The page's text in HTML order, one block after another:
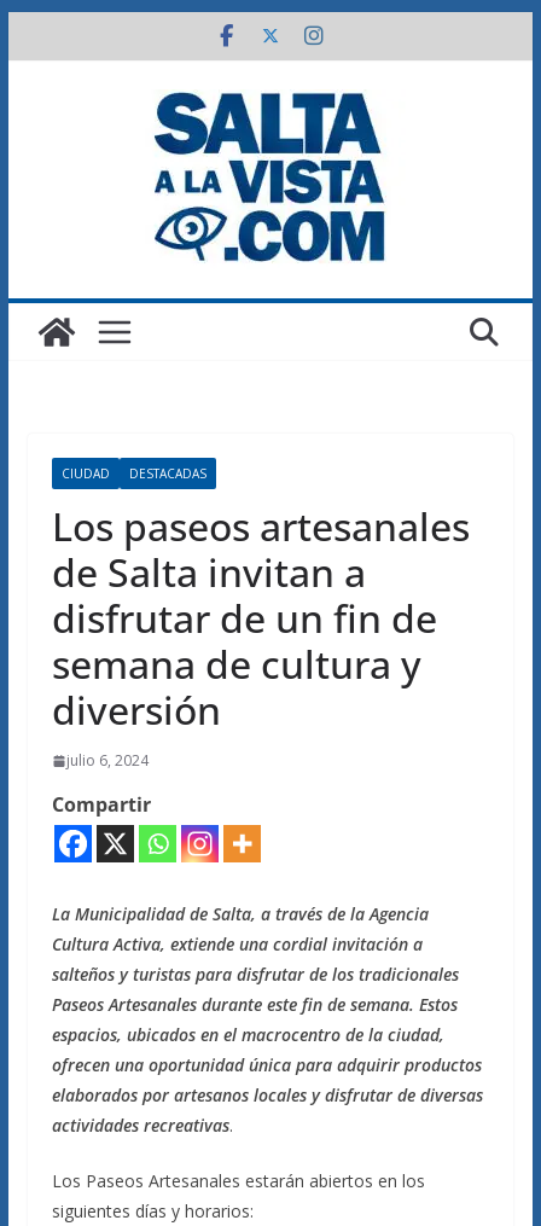
al
CIUDAD DESTACADAS
Los paseos artesanales
de Salta invitan a
disfrutar de un fin de
semana de cultura y
diversión
julio 6, 2024
Compartir
La Municipalidad de Salta, a través de la Agencia
Cultura Activa, extiende una cordial invitación a
salteños y turistas para disfrutar de los tradicionales
Paseos Artesanales durante este fin de semana. Estos
espacios, ubicados en el macrocentro de la ciudad,
ofrecen una oportunidad única para adquirir productos
elaborados por artesanos locales y disfrutar de diversas
actividades recreativas.
Los Paseos Artesanales estarán abiertos en los
siguientes días y horarios: